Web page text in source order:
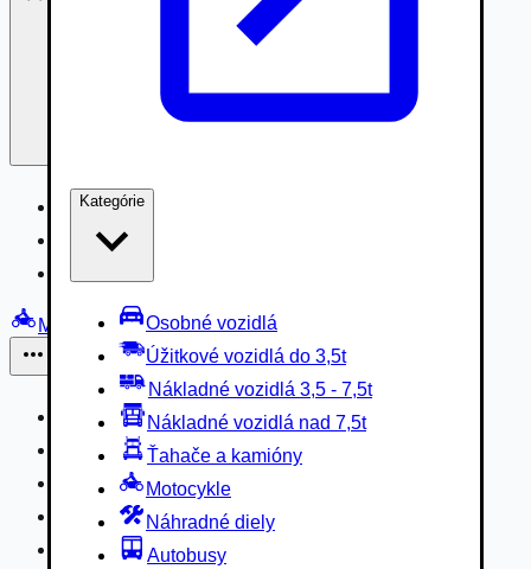
Kategórie
Osobné vozidlá
Úžitkové vozidlá do 3,5t
Nákladné vozidlá 3,5 - 7,5t
Nákladné vozidlá nad 7,5t
Ťahače a kamióny
Motocykle
Náhradné diely
Autobusy
Nákladné vozidlá 3,5 - 7,5t
Nákladné vozidlá nad 7,5t
Motocykle
Náhradné diely
Autobusy
Vodné/Snežné skútre, štvorkolky
Obytné prívesy autokaravany / bufety
Poľnohospodárske vozidlá / stroje